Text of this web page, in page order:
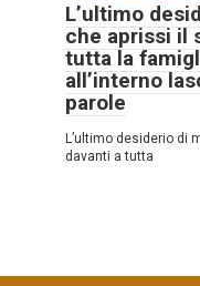
L’ultimo
che aprissi il
tutta la
all’interno
parole
L’ultimo desiderio di
davanti a tutta